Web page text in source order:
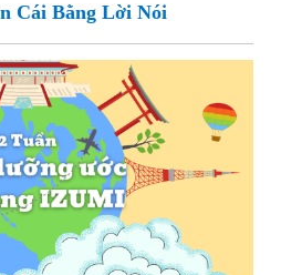
Cái Bằng Lời Nói